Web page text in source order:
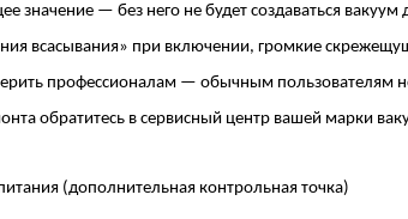
значение — без него не будет создаваться
всасывания» при включении, громкие
профессионалам — обычным пользователям
обратитесь в сервисный центр вашей марки
(дополнительная контрольная точка)